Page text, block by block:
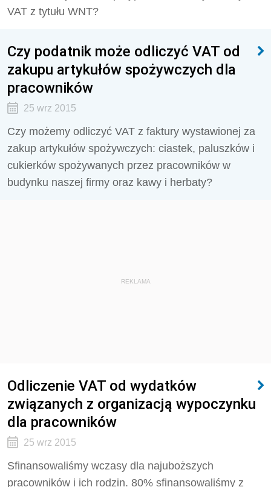
VAT z tytułu WNT?
Czy podatnik może odliczyć VAT od
zakupu artykułów spożywczych dla
pracowników
25 wrz 2015
Czy możemy odliczyć VAT z faktury wystawionej za
zakup artykułów spożywczych: ciastek, paluszków i
cukierków spożywanych przez pracowników w
budynku naszej firmy oraz kawy i herbaty?
REKLAMA
Odliczenie VAT od wydatków
związanych z organizacją wypoczynku
dla pracowników
25 wrz 2015
Sfinansowaliśmy wczasy dla najuboższych
pracowników i ich rodzin. 80% sfinansowaliśmy z